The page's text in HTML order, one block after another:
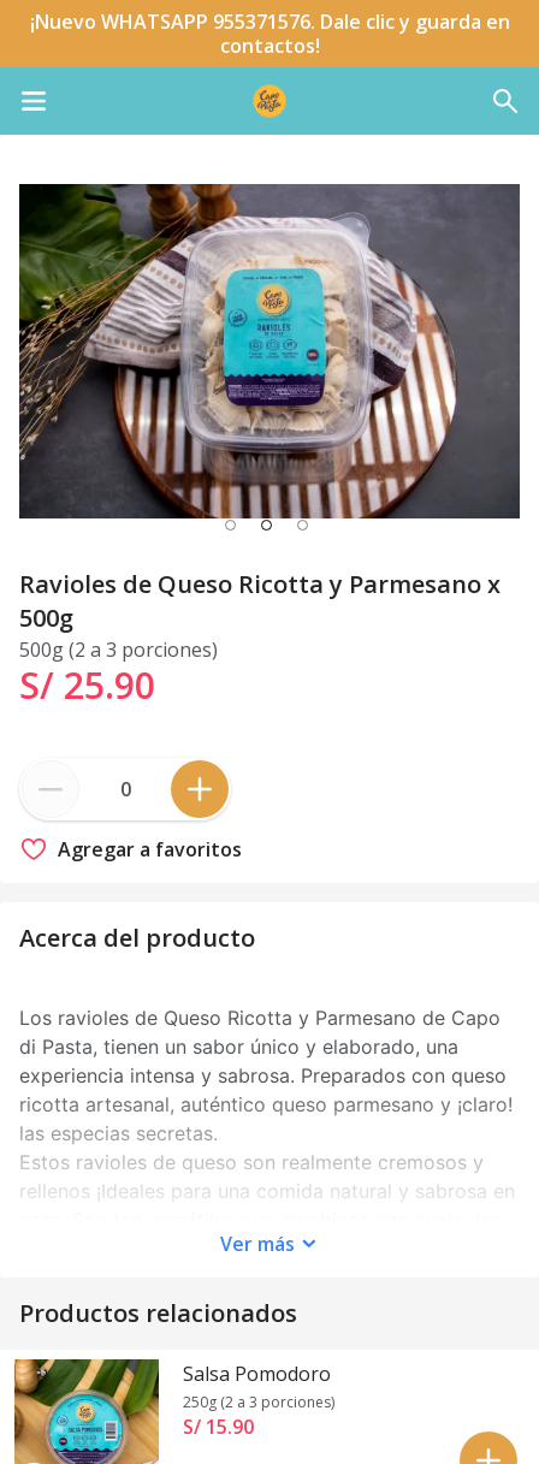
¡Nuevo WHATSAPP 955371576. Dale clic y guarda en
contactos!
Ravioles de Queso Ricotta y Parmesano x
500g
500g (2 a 3 porciones)
S/ 25.90
Agregar a favoritos
Acerca del producto
Los ravioles de Queso Ricotta y Parmesano de Capo
di Pasta, tienen un sabor único y elaborado, una
experiencia intensa y sabrosa. Preparados con queso
ricotta artesanal, auténtico queso parmesano y ¡claro!
las especias secretas.
Estos ravioles de queso son realmente cremosos y
rellenos ¡Ideales para una comida natural y sabrosa en
Instrucciones:
Sin descongelar, introduce los ravioles al agua
hirviendo por 5 minutos.
Retirarlos y cuélelos para eliminar el agua.
¡Servir y disfrutar!
Ver más
Productos relacionados
Salsa Pomodoro
250g (2 a 3 porciones)
S/ 15.90